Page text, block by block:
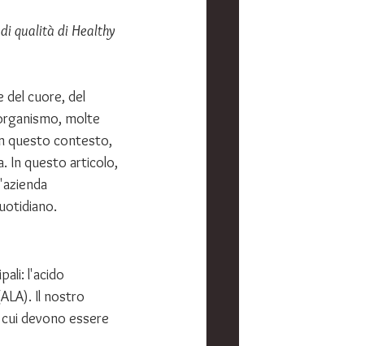
qualità di Healthy
del cuore, del
molte
questo contesto,
In questo articolo,
l'acido
Il nostro
devono essere